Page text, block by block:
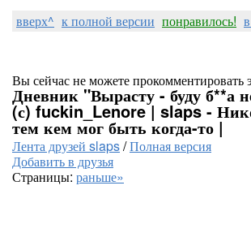
вверх^ к полной версии понравилось!
Вы сейчас не можете прокомментировать
Дневник "Вырасту - буду б**а
(с) fuckin_Lenore | slaps -
тем кем мог быть когда-то |
Лента друзей slaps/Полная версия
Добавить в друзья
Страницы: раньше»